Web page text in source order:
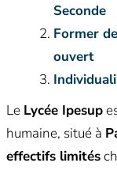
Seconde
Former
ouvert
Le Lycée Ipesup
humaine, situé à
effectifs limités